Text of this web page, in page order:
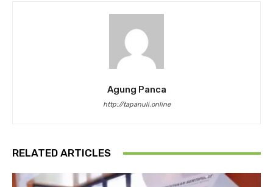
Agung Panca
http://tapanuli.online
RELATED ARTICLES